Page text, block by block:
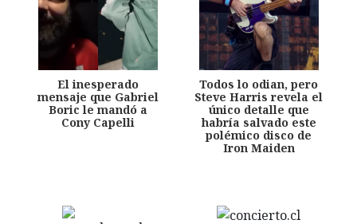
El inesperado
mensaje que Gabriel
Boric le mandó a
Cony Capelli
Todos lo odian, pero
Steve Harris revela el
único detalle que
habría salvado este
polémico disco de
Iron Maiden